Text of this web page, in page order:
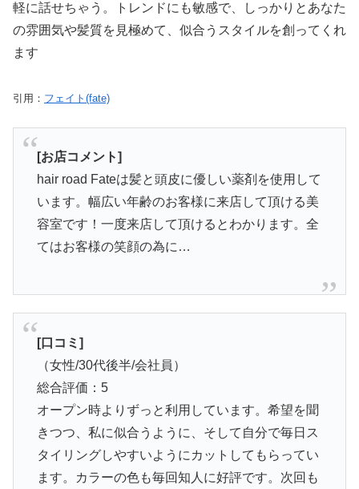
軽に話せちゃう。トレンドにも敏感で、しっかりとあなた
の雰囲気や髪質を見極めて、似合うスタイルを創ってくれ
ます
引用： フェイト(fate)
[お店コメント]
hair road Fateは髪と頭皮に優しい薬剤を使用して
います。幅広い年齢のお客様に来店して頂ける美
容室です！一度来店して頂けるとわかります。全
てはお客様の笑顔の為に…
[口コミ]
（女性/30代後半/会社員）
総合評価：5
オープン時よりずっと利用しています。希望を聞
きつつ、私に似合うように、そして自分で毎日ス
タイリングしやすいようにカットしてもらってい
ます。カラーの色も毎回知人に好評です。次回も